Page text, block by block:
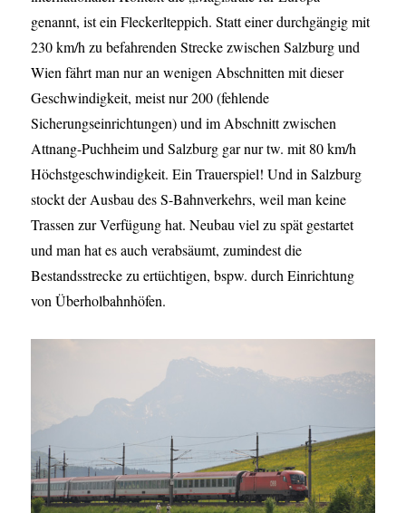
genannt, ist ein Fleckerlteppich. Statt einer durchgängig mit
230 km/h zu befahrenden Strecke zwischen Salzburg und
Wien fährt man nur an wenigen Abschnitten mit dieser
Geschwindigkeit, meist nur 200 (fehlende
Sicherungseinrichtungen) und im Abschnitt zwischen
Attnang-Puchheim und Salzburg gar nur tw. mit 80 km/h
Höchstgeschwindigkeit. Ein Trauerspiel! Und in Salzburg
stockt der Ausbau des S-Bahnverkehrs, weil man keine
Trassen zur Verfügung hat. Neubau viel zu spät gestartet
und man hat es auch verabsäumt, zumindest die
Bestandsstrecke zu ertüchtigen, bspw. durch Einrichtung
von Überholbahnhöfen.